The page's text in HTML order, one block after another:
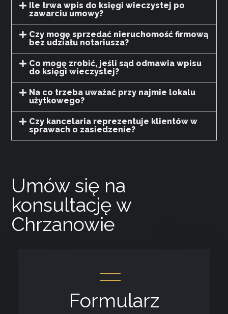
Ile trwa wpis do księgi wieczystej po
zawarciu umowy?
Czy mogę sprzedać nieruchomość firmową
bez udziału notariusza?
Co mogę zrobić, jeśli sąd odmawia wpisu
do księgi wieczystej?
Na co trzeba uważać przy najmie lokalu
użytkowego?
Czy kancelaria reprezentuje klientów w
sprawach o zasiedzenie?
Umów się na
konsultację w
Chrzanowie
Formularz